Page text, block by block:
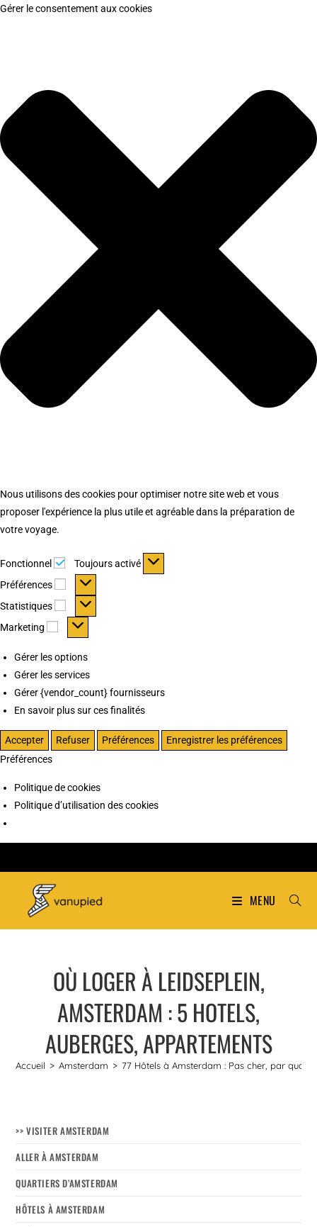
Gérer le consentement aux cookies
Nous utilisons des cookies pour optimiser notre site web et vous
proposer l'expérience la plus utile et agréable dans la préparation de
votre voyage.
Fonctionnel Fonctionnel
Toujours activé
Préférences
Préférences
Statistiques Statistiques
Marketing Marketing
Gérer les options
Gérer les services
Gérer {vendor_count} fournisseurs
En savoir plus sur ces finalités
Accepter Refuser Préférences
Enregistrer les préférences
Préférences
Politique de cookies
Politique d’utilisation des cookies
MENU
OÙ LOGER À LEIDSEPLEIN,
AMSTERDAM : 5 HOTELS,
AUBERGES, APPARTEMENTS
Accueil > Amsterdam > 77 Hôtels à Amsterdam : Pas cher, par
>> VISITER AMSTERDAM
ALLER À AMSTERDAM
QUARTIERS D’AMSTERDAM
HÔTELS À AMSTERDAM